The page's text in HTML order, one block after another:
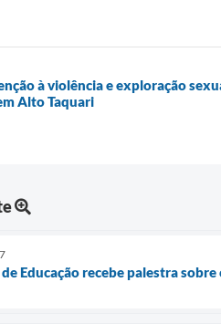
à violência e exploração
Alto Taquari
Educação recebe palestra